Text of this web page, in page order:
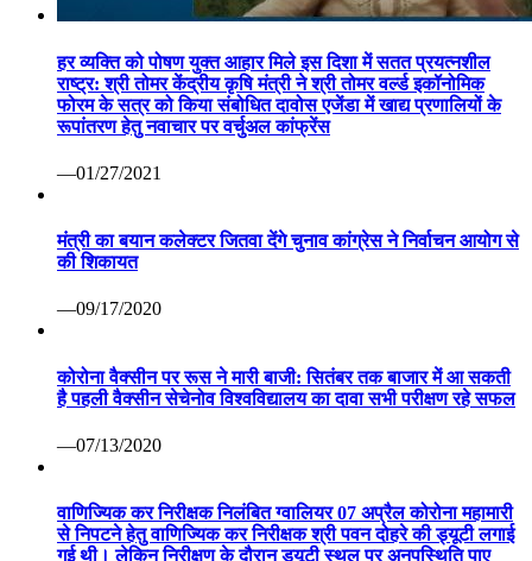
हर व्यक्ति को पोषण युक्त आहार मिले इस दिशा में सतत प्रयत्नशील
राष्ट्र: श्री तोमर केंद्रीय कृषि मंत्री ने श्री तोमर वर्ल्ड इकॉनोमिक
फोरम के सत्र को किया संबोधित दावोस एजेंडा में खाद्य प्रणालियों के
रूपांतरण हेतु नवाचार पर वर्चुअल कांफ्रेंस
—01/27/2021
मंत्री का बयान कलेक्टर जितवा देंगे चुनाव कांग्रेस ने निर्वाचन आयोग से
की शिकायत
—09/17/2020
कोरोना वैक्सीन पर रूस ने मारी बाजी: सितंबर तक बाजार में आ सकती
है पहली वैक्सीन सेचेनोव विश्वविद्यालय का दावा सभी परीक्षण रहे सफल
—07/13/2020
वाणिज्यिक कर निरीक्षक निलंबित ग्वालियर 07 अप्रैल कोरोना महामारी
से निपटने हेतु वाणिज्यिक कर निरीक्षक श्री पवन दोहरे की ड्यूटी लगाई
गई थी। लेकिन निरीक्षण के दौरान ड्यूटी स्थल पर अनुपस्थिति पाए